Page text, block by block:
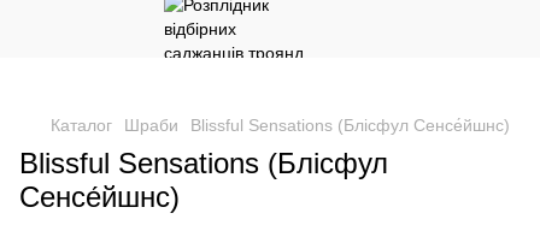
Каталог Шраби Blissful Sensations (Блісфул Сенсе́йшнс)
Blissful Sensations (Блісфул
Сенсе́йшнс)